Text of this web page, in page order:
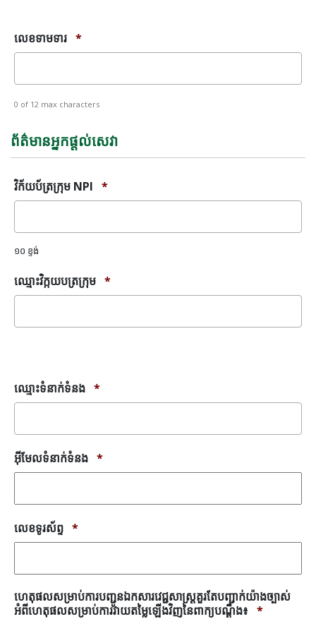
លេខ​ទាមទារ *
0 of 12 max characters
ព័ត៌មានអ្នកផ្តល់សេវា
វិក័យប័ត្រក្រុម NPI *
១០ ខ្ទង់
ឈ្មោះ​វិក្កយបត្រ​ក្រុម *
ឈ្មោះទំនាក់ទំនង *
អ៊ីមែលទំនាក់ទំនង *
លេខទូរស័ព្ទ *
ហេតុផលសម្រាប់ការបញ្ជូនឯកសារវេជ្ជសាស្រ្តគួរតែបញ្ជាក់យ៉ាងច្បាស់
អំពីហេតុផលសម្រាប់ការវាយតម្លៃឡើងវិញនៃពាក្យបណ្តឹង៖ *